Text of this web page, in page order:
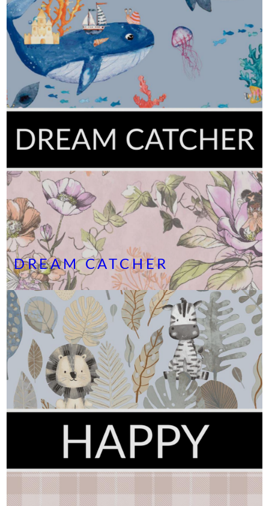
DREAM CATCHER